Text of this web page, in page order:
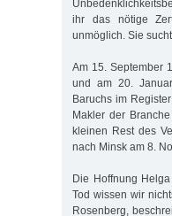
ihr das nötige
unmöglich. Sie
Am 15. September
und am 20.
Baruchs im
Makler der
kleinen Rest des
nach Minsk am 8.
Die Hoffnung
Tod wissen wir
Rosenberg,